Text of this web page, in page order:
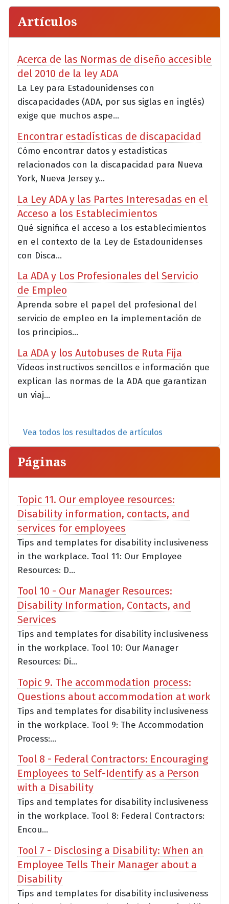
Artículos
Acerca de las Normas de diseño accesible
del 2010 de la ley ADA
La Ley para Estadounidenses con
discapacidades (ADA, por sus siglas en inglés)
exige que muchos aspe...
Encontrar estadísticas de discapacidad
Cómo encontrar datos y estadísticas
relacionados con la discapacidad para Nueva
York, Nueva Jersey y...
La Ley ADA y las Partes Interesadas en el
Acceso a los Establecimientos
Qué significa el acceso a los establecimientos
en el contexto de la Ley de Estadounidenses
con Disca...
La ADA y Los Profesionales del Servicio
de Empleo
Aprenda sobre el papel del profesional del
servicio de empleo en la implementación de
los principios...
La ADA y los Autobuses de Ruta Fija
Vídeos instructivos sencillos e información que
explican las normas de la ADA que garantizan
un viaj...
Vea todos los resultados de artículos
Páginas
Topic 11. Our employee resources:
Disability information, contacts, and
services for employees
Tips and templates for disability inclusiveness
in the workplace. Tool 11: Our Employee
Resources: D...
Tool 10 - Our Manager Resources:
Disability Information, Contacts, and
Services
Tips and templates for disability inclusiveness
in the workplace. Tool 10: Our Manager
Resources: Di...
Topic 9. The accommodation process:
Questions about accommodation at work
Tips and templates for disability inclusiveness
in the workplace. Tool 9: The Accommodation
Process:...
Tool 8 - Federal Contractors: Encouraging
Employees to Self-Identify as a Person
with a Disability
Tips and templates for disability inclusiveness
in the workplace. Tool 8: Federal Contractors:
Encou...
Tool 7 - Disclosing a Disability: When an
Employee Tells Their Manager about a
Disability
Tips and templates for disability inclusiveness